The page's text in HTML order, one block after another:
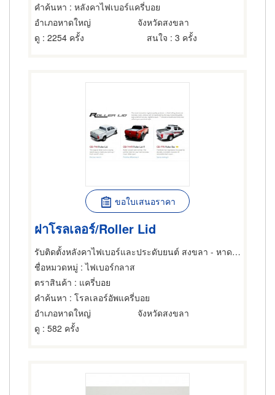
คำค้นหา : หลังคาไฟเบอร์แครี่บอย
อำเภอหาดใหญ่
จังหวัดสงขลา
ดู : 2254 ครั้ง สนใจ : 3 ครั้ง
ขอใบเสนอราคา
ฝาโรลเลอร์/Roller Lid
รับติดตั้งหลังคาไฟเบอร์และประดับยนต์ สงขลา - หาดใหญ่ไฟเบอร์
ชื่อหมวดหมู่ : ไฟเบอร์กลาส
ตราสินค้า : แครี่บอย
คำค้นหา : โรลเลอร์อัพแครี่บอย
อำเภอหาดใหญ่
จังหวัดสงขลา
ดู : 582 ครั้ง